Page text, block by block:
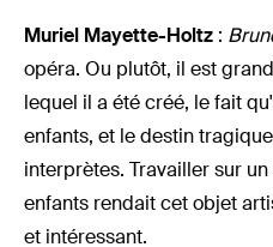
Muriel Mayette-Holtz :
opéra. Ou plutôt, il est
lequel il a été créé, le fait
enfants, et le destin
interprètes. Travailler sur
enfants rendait cet objet
et intéressant.